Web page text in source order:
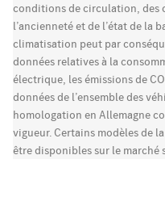
conditions de circulation, des
l’ancienneté et de l’état de la
climatisation peut par
données relatives à la
électrique, les émissions de
données de l’ensemble des
homologation en Allemagne
vigueur. Certains modèles de
être disponibles sur le marché